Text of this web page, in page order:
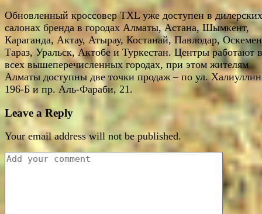
Обновленный кроссовер TXL уже доступен в дилерских
салонах бренда в городах Алматы, Астана, Шымкент,
Караганда, Актау, Атырау, Костанай, Павлодар,
Тараз, Уральск, Актобе и Туркестан. Центры работают
всех вышеперечисленных городах, при этом жителям
Алматы доступны две точки продаж – по ул.
196-Б и пр. Аль-Фараби, 21.
Leave a Reply
Your email address will not be published.